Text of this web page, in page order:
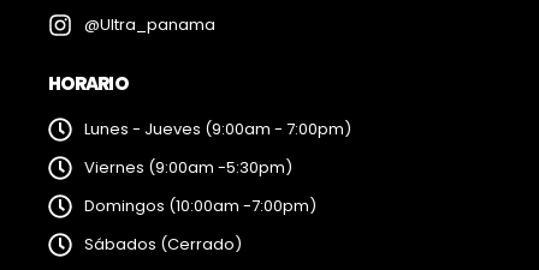
@Ultra_panama
HORARIO
Lunes - Jueves (9:00am - 7:00pm)
Viernes (9:00am -5:30pm)
Domingos (10:00am -7:00pm)
Sábados (Cerrado)